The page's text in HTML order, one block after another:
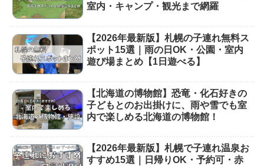
室内・キャンプ・観光まで網羅
【2026年最新版】札幌の子連れ無料ス
ポット15選｜雨の日OK・公園・室内
遊び場まとめ【1日遊べる】
【北海道の博物館】恐竜・化石好きの
子どもとのお出掛けに、雨や雪でも室
内で楽しめる北海道の博物館！
【2026年最新版】札幌で子連れ温泉お
すすめ15選｜日帰りOK・予約可・赤